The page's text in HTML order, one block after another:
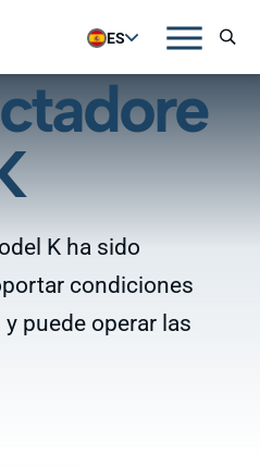
ES
K ha sido
condiciones
puede operar las